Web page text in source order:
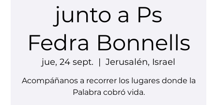
junto a Ps
Fedra Bonnells
jue, 24 sept.
  |
Jerusalén, Israel
Acompáñanos a recorrer los lugares donde la
Palabra cobró vida.